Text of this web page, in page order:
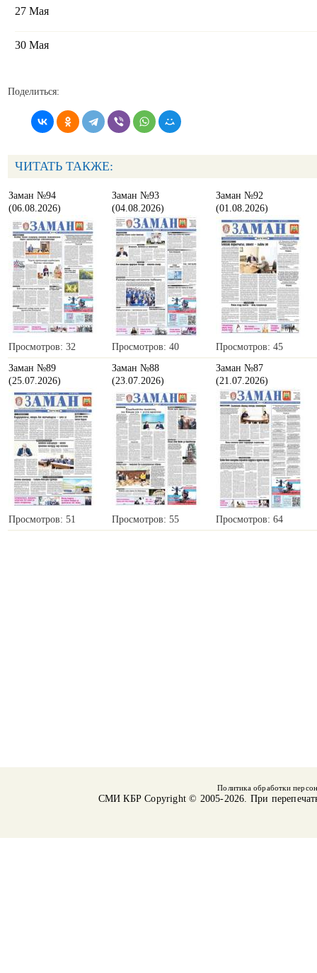
27 Мая
30 Мая
Поделиться:
ЧИТАТЬ ТАКЖЕ:
Заман №94
(06.08.2026)
Просмотров: 32
Заман №93
(04.08.2026)
Просмотров: 40
Заман №92
(01.08.2026)
Просмотров: 45
Заман №89
(25.07.2026)
Просмотров: 51
Заман №88
(23.07.2026)
Просмотров: 55
Заман №87
(21.07.2026)
Просмотров: 64
Политика обработки
СМИ КБРCopyright © 2005-2026. При